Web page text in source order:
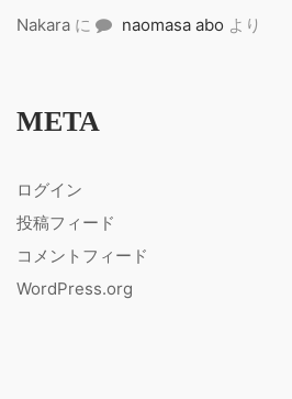
Nakara に naomasa abo より
META
ログイン
投稿フィード
コメントフィード
WordPress.org